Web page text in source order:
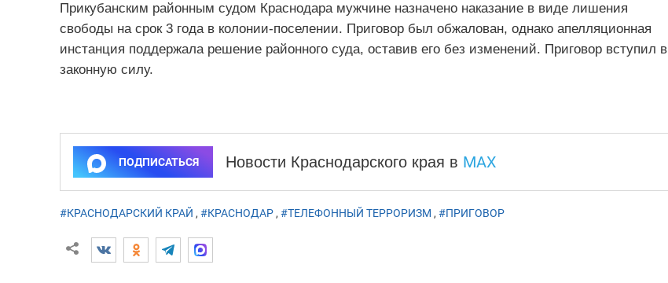
Прикубанским районным судом Краснодара мужчине назначено наказание в виде лишения
свободы на срок 3 года в колонии-поселении. Приговор был обжалован, однако апелляционная
инстанция поддержала решение районного суда, оставив его без изменений. Приговор вступил в
законную силу.
ПОДПИСАТЬСЯ Новости Краснодарского края в MAX
#КРАСНОДАРСКИЙ КРАЙ , #КРАСНОДАР, #ТЕЛЕФОННЫЙ ТЕРРОРИЗМ , #ПРИГОВОР